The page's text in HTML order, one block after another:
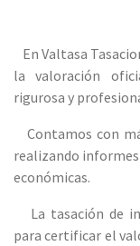
En Valtasa
la valoración
rigurosa y
Contamos con
realizando
económicas.
La tasación de
para certificar el